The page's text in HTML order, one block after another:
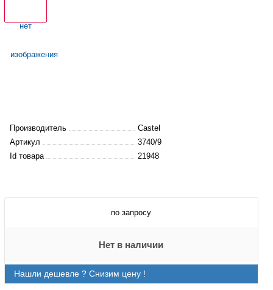
Производитель
Castel
Артикул
3740/9
Id товара
21948
по запросу
Нет в наличии
Нашли дешевле ? Снизим цену !